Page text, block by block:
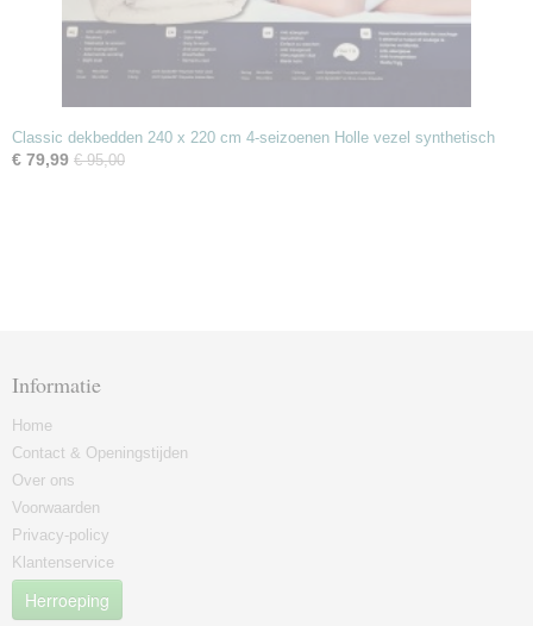
Classic dekbedden 240 x 220 cm 4-seizoenen Holle vezel synthetisch
€ 79,99 € 95,00
Informatie
Home
Contact & Openingstijden
Over ons
Voorwaarden
Privacy-policy
Klantenservice
Herroeping